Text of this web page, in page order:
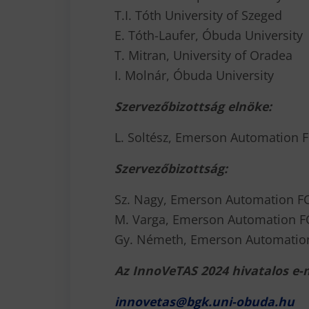
T.I. Tóth University of Szeged
E. Tóth-Laufer, Óbuda University
T. Mitran, University of Oradea
I. Molnár, Óbuda University
Szervezőbizottság elnöke:
L. Soltész, Emerson Automation
Szervezőbizottság:
Sz. Nagy, Emerson Automation
M. Varga, Emerson Automation
Gy. Németh, Emerson
Az InnoVeTAS 2024 hivatalos e-
innovetas@bgk.uni-obuda.hu